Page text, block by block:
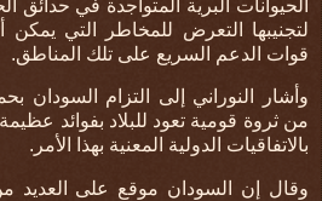
الحيوانات البرية المتواجدة في
لتجنيبها التعرض للمخاطر التي
قوات الدعم السريع على تلك المناطق.
وأشار النوراني إلى التزام السودان
من ثروة قومية تعود للبلاد بفوائد
بالاتفاقيات الدولية المعنية بهذا الأمر.
وقال إن السودان موقع على العديد من